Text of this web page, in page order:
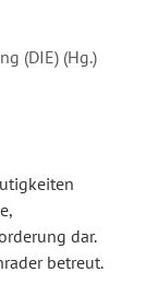
(DIE) (Hg.)
dar.
betreut.